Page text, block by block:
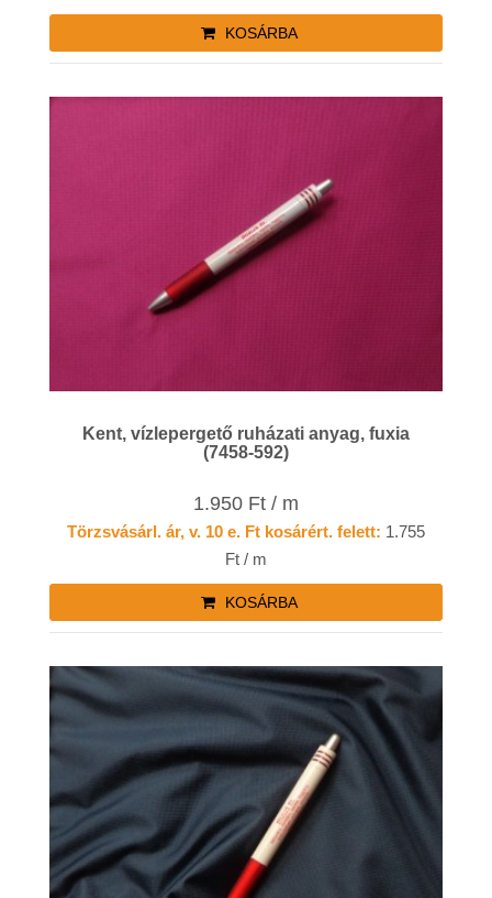
KOSÁRBA
Kent, vízlepergető ruházati anyag, fuxia
(7458-592)
1.950 Ft / m
Törzsvásárl. ár, v. 10 e. Ft kosárért. felett: 1.755
Ft / m
KOSÁRBA